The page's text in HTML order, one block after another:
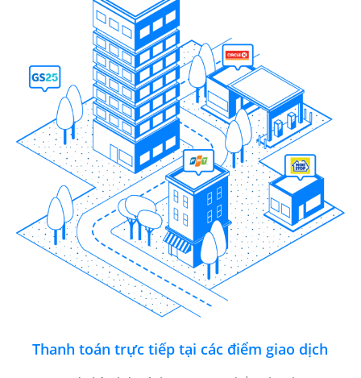
Thanh toán trực tiếp tại các điểm giao dịch